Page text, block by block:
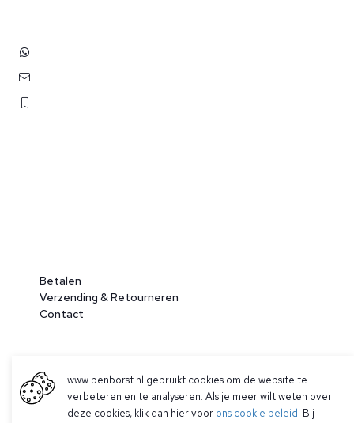
Betalen
Verzending & Retourneren
Contact
www.benborst.nl gebruikt cookies om de website te
verbeteren en te analyseren. Als je meer wilt weten over
deze cookies, klik dan hier voor ons cookie beleid. Bij